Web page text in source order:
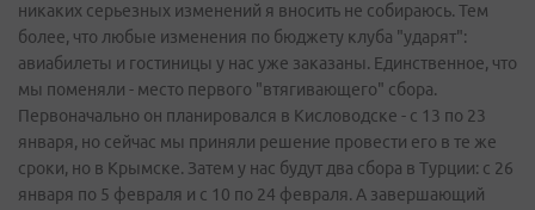
никаких серьезных изменений я вносить не собираюсь. Тем
более, что любые изменения по бюджету клуба "ударят":
авиабилеты и гостиницы у нас уже заказаны. Единственное, что
мы поменяли - место первого "втягивающего" сбора.
Первоначально он планировался в Кисловодске - с 13 по 23
января, но сейчас мы приняли решение провести его в те же
сроки, но в Крымске. Затем у нас будут два сбора в Турции: с 26
января по 5 февраля и с 10 по 24 февраля. А завершающий